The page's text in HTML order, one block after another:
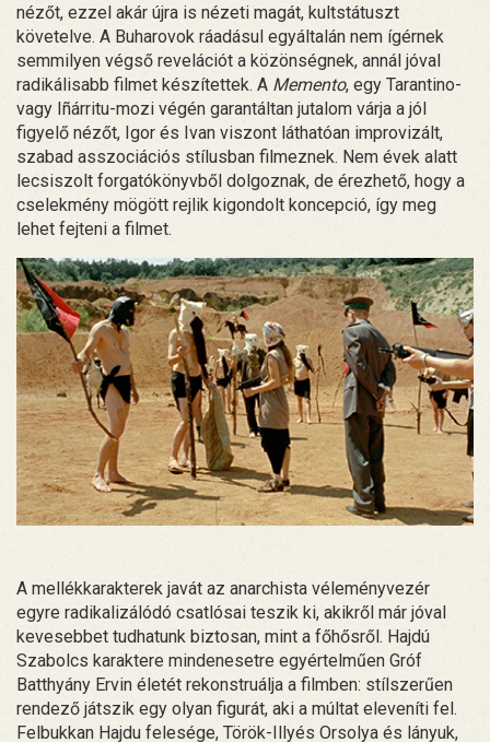
nézőt, ezzel akár újra is nézeti magát, kultstátuszt
követelve. A Buharovok ráadásul egyáltalán nem ígérnek
semmilyen végső revelációt a közönségnek, annál jóval
radikálisabb filmet készítettek. A Memento, egy Tarantino-
vagy Iñárritu-mozi végén garantáltan jutalom várja a jól
figyelő nézőt, Igor és Ivan viszont láthatóan improvizált,
szabad asszociációs stílusban filmeznek. Nem évek alatt
lecsiszolt forgatókönyvből dolgoznak, de érezhető, hogy a
cselekmény mögött rejlik kigondolt koncepció, így meg
lehet fejteni a filmet.
A mellékkarakterek javát az anarchista véleményvezér
egyre radikalizálódó csatlósai teszik ki, akikről már jóval
kevesebbet tudhatunk biztosan, mint a főhősről. Hajdú
Szabolcs karaktere mindenesetre egyértelműen Gróf
Batthyány Ervin életét rekonstruálja a filmben: stílszerűen
rendező játszik egy olyan figurát, aki a múltat eleveníti fel.
Felbukkan Hajdu felesége, Török-Illyés Orsolya és lányuk,